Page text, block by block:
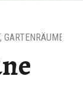
, GARTENRÄUME